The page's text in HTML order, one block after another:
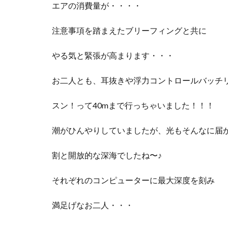
エアの消費量が・・・・
注意事項を踏まえたブリーフィングと共に
やる気と緊張が高まります・・・
お二人とも、耳抜きや浮力コントロールバッチ
スン！って40mまで行っちゃいました！！！
潮がひんやりしていましたが、光もそんなに届
割と開放的な深海でしたね〜♪
それぞれのコンピューターに最大深度を刻み
満足げなお二人・・・